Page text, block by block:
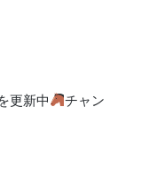
更新中
チャン